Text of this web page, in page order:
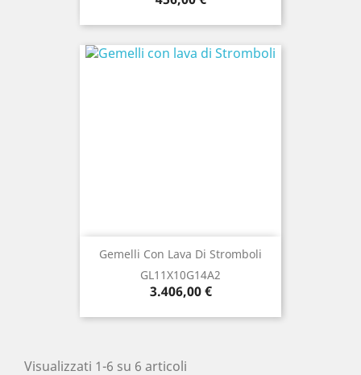
Gemelli Con Lava Di Stromboli
GL11X10G14A2
Prezzo
3.406,00 €
Visualizzati 1-6 su 6 articoli